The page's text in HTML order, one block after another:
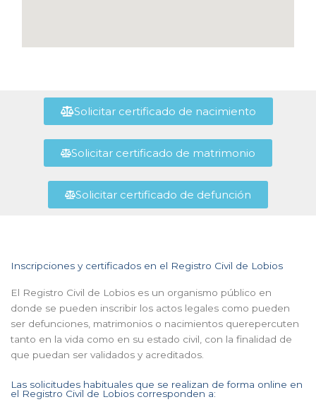
Solicitar certificado de nacimiento
Solicitar certificado de matrimonio
Solicitar certificado de defunción
Inscripciones y certificados en el Registro Civil de Lobios
El Registro Civil de Lobios es un organismo público en
donde se pueden inscribir los actos legales como pueden
ser defunciones, matrimonios o nacimientos querepercuten
tanto en la vida como en su estado civil, con la finalidad de
que puedan ser validados y acreditados.
Las solicitudes habituales que se realizan de forma online en
el Registro Civil de Lobios corresponden a: